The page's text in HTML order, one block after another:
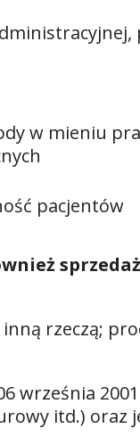
w mieniu
pacjentów
inną rzeczą;
września
itd.) oraz